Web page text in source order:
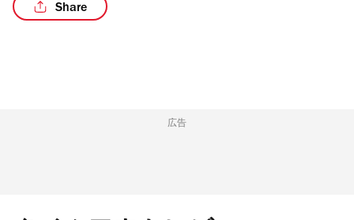
Share
広告